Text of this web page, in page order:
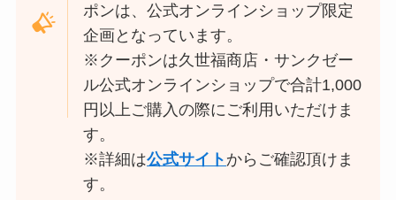
ポンは、公式オンラインショップ限定
企画となっています。
※クーポンは久世福商店・サンクゼー
ル公式オンラインショップで合計1,000
円以上ご購入の際にご利用いただけま
す。
※詳細は公式サイト からご確認頂けま
す。